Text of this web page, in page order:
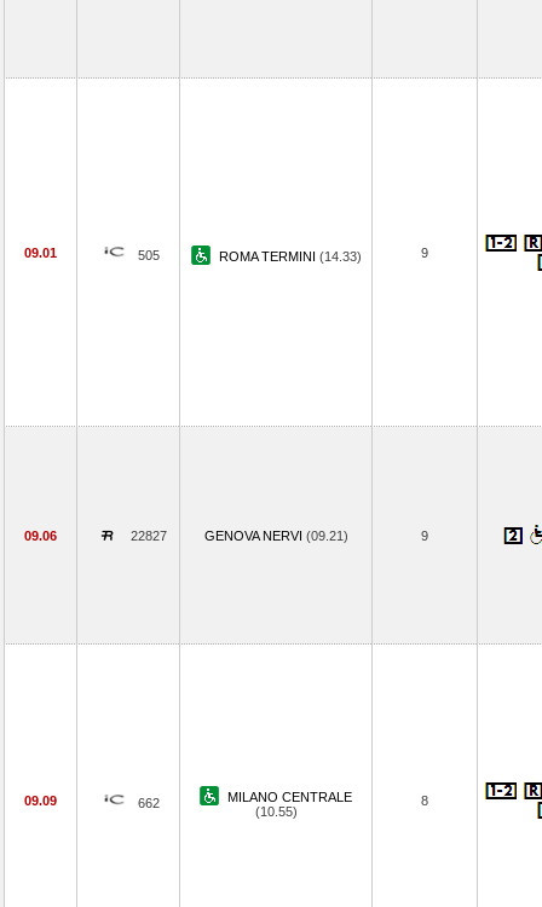
09.01 505 ROMA TERMINI (14.33) 9
09.06 22827 GENOVA NERVI (09.21) 9
09.09 662
MILANO CENTRALE
(10.55)
8